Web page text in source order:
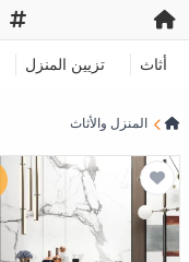
أثاث تزيين المنزل
المنزل والأثاث